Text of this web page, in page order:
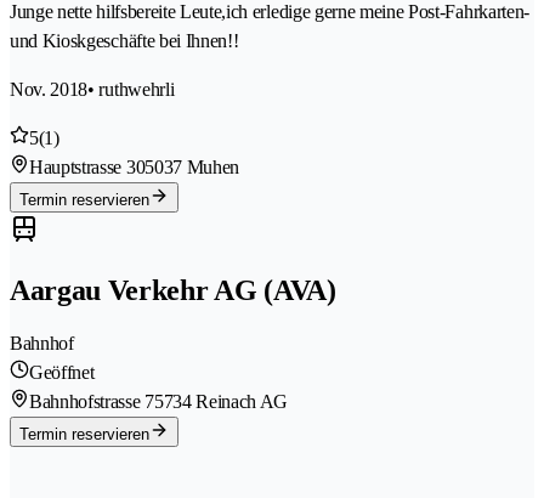
Junge nette hilfsbereite Leute,ich erledige gerne meine Post-Fahrkarten-
und Kioskgeschäfte bei Ihnen!!
Nov. 2018• ruthwehrli
5(1)
Hauptstrasse 305037 Muhen
Termin reservieren
Aargau Verkehr AG (AVA)
Bahnhof
Geöffnet
Bahnhofstrasse 75734 Reinach AG
Termin reservieren